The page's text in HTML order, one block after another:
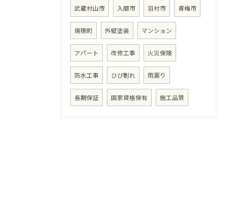
武蔵村山市 入間市 羽村市 青梅市
瑞穂町 外壁塗装 マンション
アパート 改修工事 火災保険
防水工事 ひび割れ 雨漏り
長期保証 国家資格保有 施工品質